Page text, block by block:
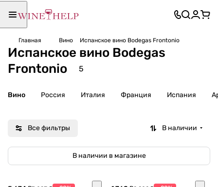
Главная Вино Испанское вино Bodegas Frontonio
Испанское вино Bodegas
Frontonio
5
Вино Россия Италия Франция Испания
Все фильтры В наличии
В наличии в магазине